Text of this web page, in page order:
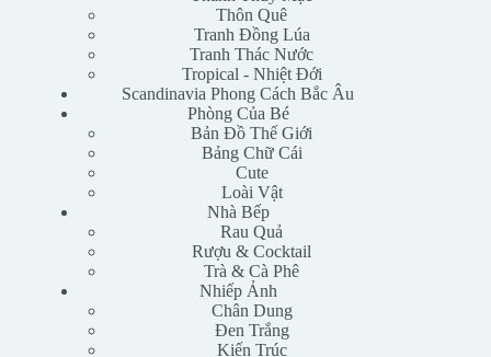
Thôn Quê
Tranh Đồng Lúa
Tranh Thác Nước
Tropical - Nhiệt Đới
Scandinavia Phong Cách Bắc Âu
Phòng Của Bé
Bản Đồ Thế Giới
Bảng Chữ Cái
Cute
Loài Vật
Nhà Bếp
Rau Quả
Rượu & Cocktail
Trà & Cà Phê
Nhiếp Ảnh
Chân Dung
Đen Trắng
Kiến Trúc